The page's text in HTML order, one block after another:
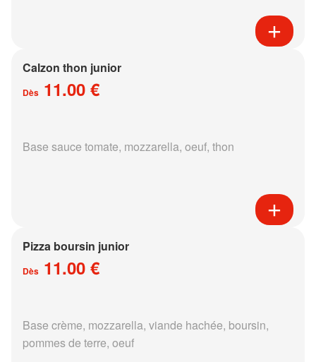
Calzon thon junior
Dès 11.00 €
Base sauce tomate, mozzarella, oeuf, thon
Pizza boursin junior
Dès 11.00 €
Base crème, mozzarella, viande hachée, boursin,
pommes de terre, oeuf